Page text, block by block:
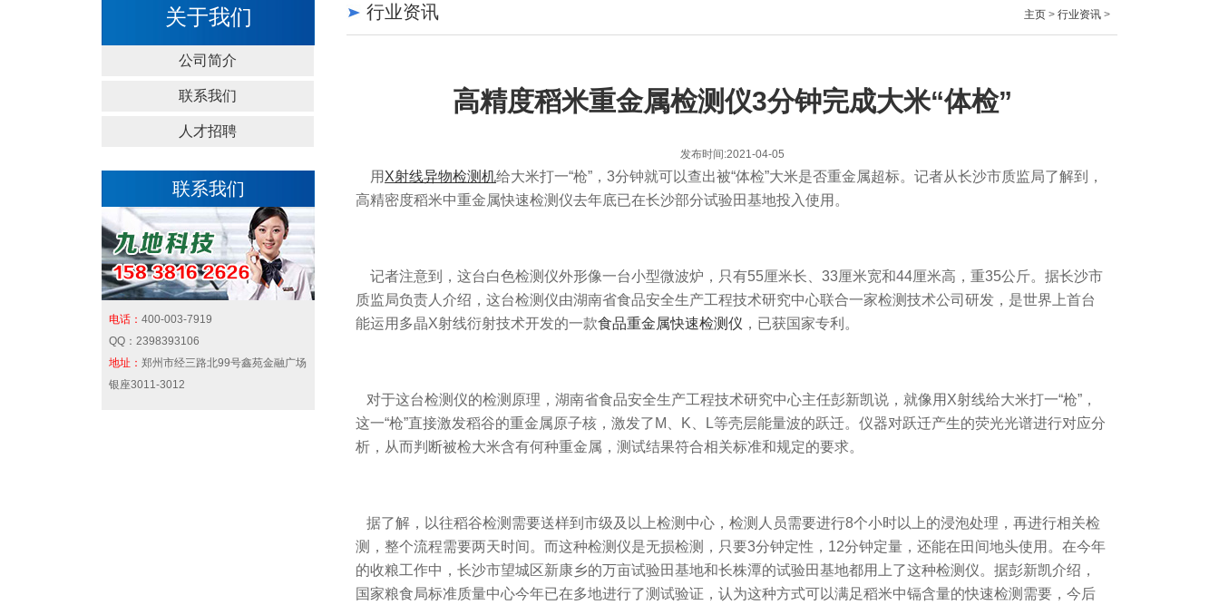
关于我们
公司简介
联系我们
人才招聘
联系我们
电话： 400-003-7919
QQ： 2398393106
地址： 郑州市经三路北99号鑫苑金融广场
银座3011-3012
行业资讯 主页 > 行业资讯 >
高精度稻米重金属检测仪3分钟完成大米“体检”
发布时间:2021-04-05
用 X射线异物检测机给大米打一“枪”，3分钟就可以查出被“体检”大米是否重金属超标。记者从长沙市质监局了解到，
高精密度稻米中重金属快速检测仪去年底已在长沙部分试验田基地投入使用。
记者注意到，这台白色检测仪外形像一台小型微波炉，只有55厘米长、33厘米宽和44厘米高，重35公斤。据长沙市
质监局负责人介绍，这台检测仪由湖南省食品安全生产工程技术研究中心联合一家检测技术公司研发，是世界上首台
能运用多晶X射线衍射技术开发的一款食品重金属快速检测仪 ，已获国家专利。
对于这台检测仪的检测原理，湖南省食品安全生产工程技术研究中心主任彭新凯说，就像用X射线给大米打一“枪”，
这一“枪”直接激发稻谷的重金属原子核，激发了M、K、L等壳层能量波的跃迁。仪器对跃迁产生的荧光光谱进行对应分
析，从而判断被检大米含有何种重金属，测试结果符合相关标准和规定的要求。
据了解，以往稻谷检测需要送样到市级及以上检测中心，检测人员需要进行8个小时以上的浸泡处理，再进行相关检
测，整个流程需要两天时间。而这种检测仪是无损检测，只要3分钟定性，12分钟定量，还能在田间地头使用。在今年
的收粮工作中，长沙市望城区新康乡的万亩试验田基地和长株潭的试验田基地都用上了这种检测仪。据彭新凯介绍，
国家粮食局标准质量中心今年已在多地进行了测试验证，认为这种方式可以满足稻米中镉含量的快速检测需要，今后